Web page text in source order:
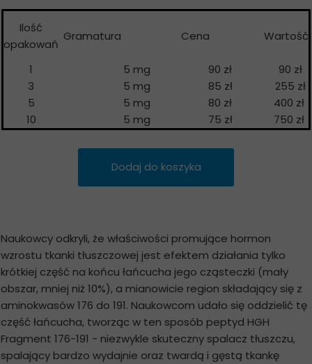
Ilość
opakowań
Gramatura Cena Wartość
1
3
5
10
5 mg
5 mg
5 mg
5 mg
90 zł
85 zł
80 zł
75 zł
90 zł
255 zł
400 zł
750 zł
Dodaj do koszyka
Naukowcy odkryli, że właściwości promujące hormon
wzrostu tkanki tłuszczowej jest efektem działania tylko
krótkiej część na końcu łańcucha jego cząsteczki (mały
obszar, mniej niż 10%), a mianowicie region składający się z
aminokwasów 176 do 191. Naukowcom udało się oddzielić tę
część łańcucha, tworząc w ten sposób peptyd HGH
Fragment 176-191 - niezwykle skuteczny spalacz tłuszczu,
spalający bardzo wydajnie oraz twardą i gęstą tkankę